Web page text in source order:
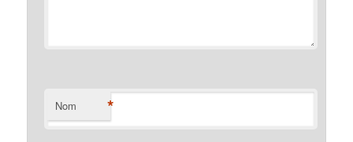
Nom *